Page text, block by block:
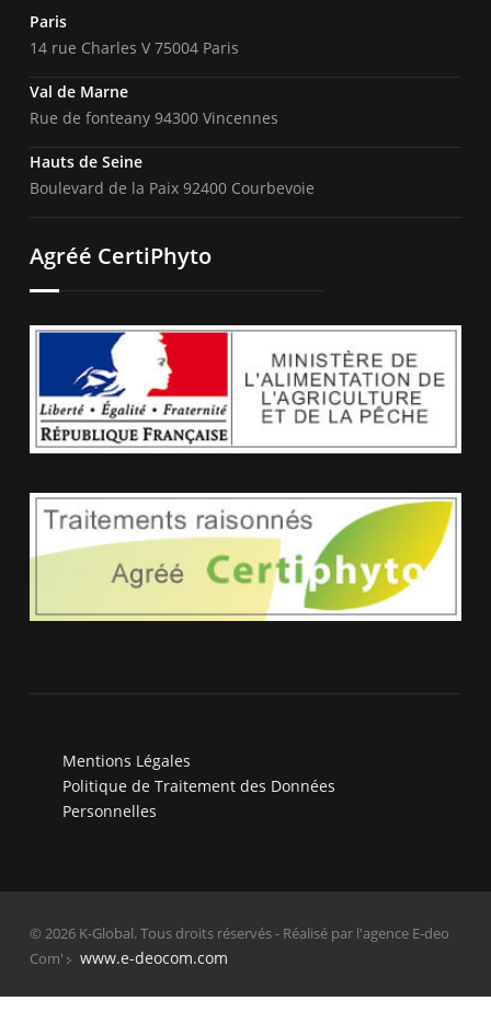
Paris
14 rue Charles V 75004 Paris
Val de Marne
Rue de fonteany 94300 Vincennes
Hauts de Seine
Boulevard de la Paix 92400 Courbevoie
Agréé CertiPhyto
Mentions Légales
Politique de Traitement des Données
Personnelles
© 2026 K-Global. Tous droits réservés - Réalisé par l'agence E-deo
Com'
www.e-deocom.com